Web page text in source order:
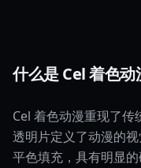
什么是 Cel 着色动
Cel 着色动漫重现了
透明片定义了动漫的
平色填充，具有明显